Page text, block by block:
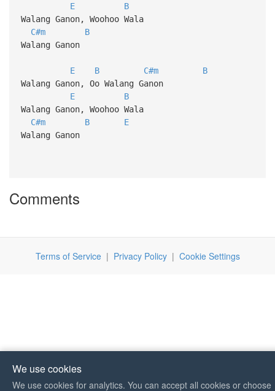
E
B
Walang Ganon, Woohoo Wala
C#m
B
Walang Ganon
E B C#m
B
Walang Ganon, Oo Walang Ganon
E
B
Walang Ganon, Woohoo Wala
C#m
B
E
Walang Ganon
Comments
Terms of Service| Privacy Policy| Cookie Settings
We use cookies
We use cookies for analytics. You can accept all cookies or choose